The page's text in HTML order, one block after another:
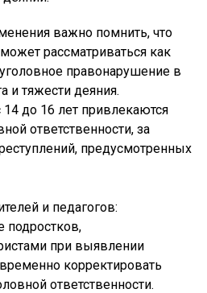
важно помнить, что
рассматриваться как
правонарушение в
и тяжести деяния.
до 16 лет привлекаются
ответственности, за
предусмотренных
и педагогов:
подростков,
при выявлении
корректировать
ответственности.